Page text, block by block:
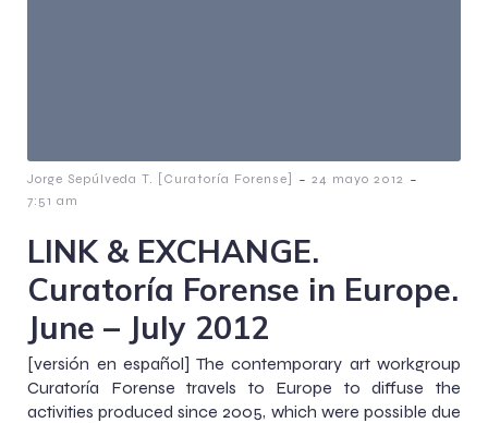
Jorge Sepúlveda T. [Curatoría Forense] - 24 mayo 2012 -
7:51 am
LINK & EXCHANGE.
Curatoría Forense in Europe.
June – July 2012
[versión en español] The contemporary art workgroup
Curatoría Forense travels to Europe to diffuse the
activities produced since 2005, which were possible due